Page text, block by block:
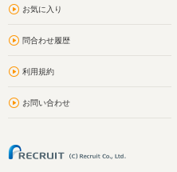
お気に入り
問合わせ履歴
利用規約
お問い合わせ